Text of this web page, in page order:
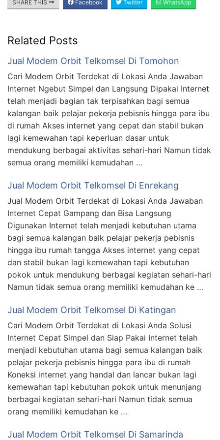
SHARE THIS Facebook Twitter WhatsApp
Related Posts
Jual Modem Orbit Telkomsel Di Tomohon
Cari Modem Orbit Terdekat di Lokasi Anda Jawaban
Internet Ngebut Simpel dan Langsung Dipakai Internet
telah menjadi bagian tak terpisahkan bagi semua
kalangan baik pelajar pekerja pebisnis hingga para ibu
di rumah Akses internet yang cepat dan stabil bukan
lagi kemewahan tapi keperluan dasar untuk
mendukung berbagai aktivitas sehari-hari Namun tidak
semua orang memiliki kemudahan …
Jual Modem Orbit Telkomsel Di Enrekang
Jual Modem Orbit Terdekat di Lokasi Anda Jawaban
Internet Cepat Gampang dan Bisa Langsung
Digunakan Internet telah menjadi kebutuhan utama
bagi semua kalangan baik pelajar pekerja pebisnis
hingga ibu rumah tangga Akses internet yang cepat
dan stabil bukan lagi kemewahan tapi kebutuhan
pokok untuk mendukung berbagai kegiatan sehari-hari
Namun tidak semua orang memiliki kemudahan ke …
Jual Modem Orbit Telkomsel Di Katingan
Cari Modem Orbit Terdekat di Lokasi Anda Solusi
Internet Cepat Simpel dan Siap Pakai Internet telah
menjadi kebutuhan utama bagi semua kalangan baik
pelajar pekerja pebisnis hingga para ibu di rumah
Koneksi internet yang handal dan lancar bukan lagi
kemewahan tapi kebutuhan pokok untuk menunjang
berbagai kegiatan sehari-hari Namun tidak semua
orang memiliki kemudahan ke …
Jual Modem Orbit Telkomsel Di Samarinda